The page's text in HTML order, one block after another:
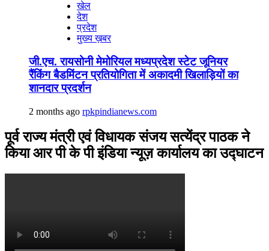
खेल
देश
प्रदेश
मुख्य ख़बर
जी.एच. रायसोनी मेमोरियल मध्यप्रदेश स्टेट जूनियर
रैंकिंग बैडमिंटन प्रतियोगिता में अकादमी खिलाड़ियों का
शानदार प्रदर्शन
2 months ago rpkpindianews.com
पूर्व राज्य मंत्री एवं विधायक संजय सत्येंद्र पाठक ने
किया आर पी के पी इंडिया न्यूज़ कार्यालय का उद्घाटन